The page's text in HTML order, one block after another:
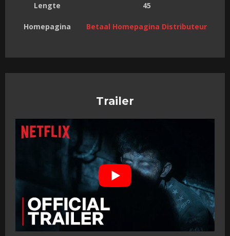
Lengte 45
Homepagina Betaal Homepagina Distributeur
Trailer